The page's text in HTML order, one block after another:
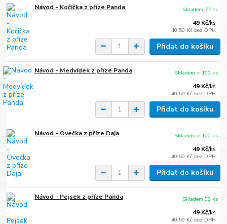
Návod - Kočička z příze Panda
49 Kč/ks
40,50 Kč bez DPH
Skladem 77 ks
Přidat do košíku
Návod - Medvídek z příze Panda
49 Kč/ks
40,50 Kč bez DPH
Skladem > 100 ks
Přidat do košíku
Návod - Ovečka z příze Daja
49 Kč/ks
40,50 Kč bez DPH
Skladem > 100 ks
Přidat do košíku
Návod - Pejsek z příze Panda
49 Kč/ks
40,50 Kč bez DPH
Skladem 93 ks